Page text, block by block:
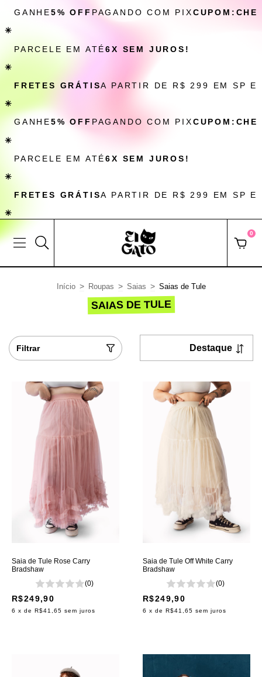
GANHE5% OFF PAGANDO COM PIX
✳
PARCELE EM ATÉ6X SEM JUROS!
✳
FRETES GRÁTISA PARTIR DE R$ 299 EM SP
✳
GANHE5% OFF PAGANDO COM PIX
✳
PARCELE EM ATÉ6X SEM JUROS!
✳
FRETES GRÁTISA PARTIR DE R$ 299 EM SP
✳
0
Início > Roupas > Saias > Saias de Tule
SAIAS DE TULE
Filtrar
Saia de Tule Rose Carry
Bradshaw
(0)
R$249,90
6 x de R$41,65 sem juros
Saia de Tule Off White Carry
Bradshaw
(0)
R$249,90
6 x de R$41,65 sem juros